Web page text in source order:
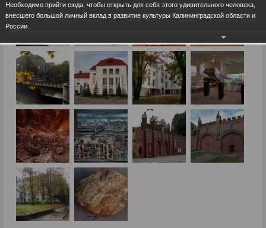
Необходимо прийти сюда, чтобы открыть для себя этого удивительного человека,
внесшего большой личный вклад в развитие культуры Калининградской области и
России.